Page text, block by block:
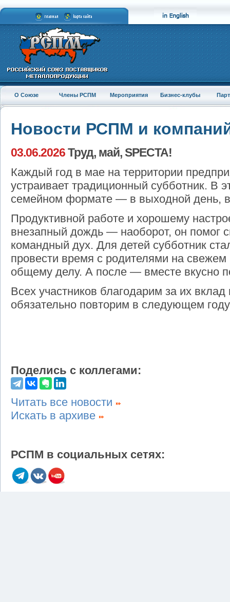
О Союзе Члены РСПМ Мероприятия Бизнес-клубы
Новости РСПМ и
03.06.2026Труд, май, SPECTA!
Каждый год в мае на территории
устраивает традиционный субботник. В
семейном формате — в выходной день,
Продуктивной работе и хорошему
внезапный дождь — наоборот, он помог
командный дух. Для детей субботник
провести время с родителями на
общему делу. А после — вместе вкусно
Всех участников благодарим за их вклад
обязательно повторим в следующем
Поделись с коллегами:
Читать все новости
Искать в архиве
РСПМ в социальных сетях: